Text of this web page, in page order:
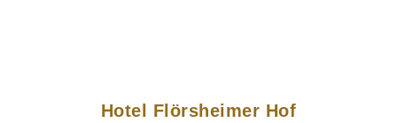
Hotel Flörsheimer Hof